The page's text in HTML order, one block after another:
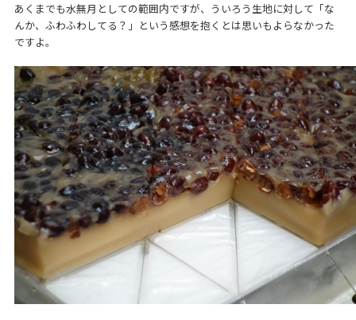
あくまでも水無月としての範囲内ですが、ういろう生地に対して「な
んか、ふわふわしてる？」という感想を抱くとは思いもよらなかった
ですよ。